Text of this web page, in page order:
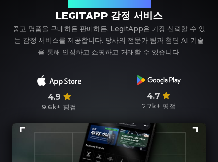
LEGITAPP 감정 서비스
중고 명품을 구매하든 판매하든, LegitApp은 가장 신뢰할 수 있
는 감정 서비스를 제공합니다. 당사의 전문가 팀과 첨단 AI 기술
을 통해 안심하고 쇼핑하고 거래할 수 있습니다.
4.9
9.6k+ 평점
4.7
2.7k+ 평점